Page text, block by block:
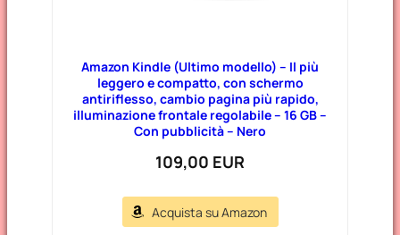
Amazon Kindle (Ultimo modello) – Il più
leggero e compatto, con schermo
antiriflesso, cambio pagina più rapido,
illuminazione frontale regolabile – 16 GB –
Con pubblicità – Nero
109,00 EUR
Acquista su Amazon